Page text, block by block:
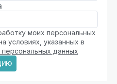
моих персональных
условиях, указанных в
данных